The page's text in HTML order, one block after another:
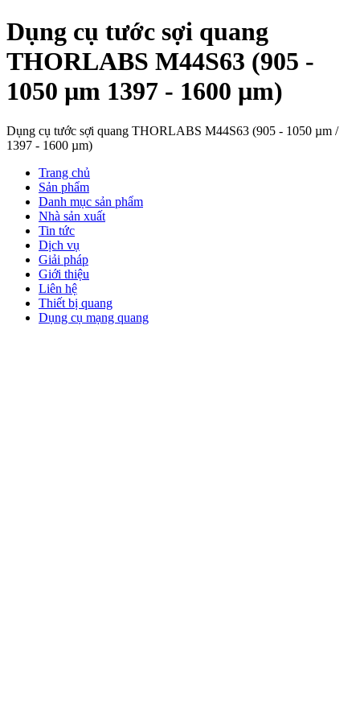
Dụng cụ tước sợi quang
THORLABS M44S63 (905 -
1050 µm 1397 - 1600 µm)
Dụng cụ tước sợi quang THORLABS M44S63 (905 - 1050 µm /
1397 - 1600 µm)
Trang chủ
Sản phẩm
Danh mục sản phẩm
Nhà sản xuất
Tin tức
Dịch vụ
Giải pháp
Giới thiệu
Liên hệ
Thiết bị quang
Dụng cụ mạng quang